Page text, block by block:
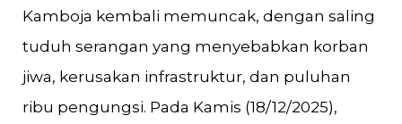
Kamboja kembali memuncak, dengan saling
tuduh serangan yang menyebabkan korban
jiwa, kerusakan infrastruktur, dan puluhan
ribu pengungsi. Pada Kamis (18/12/2025),